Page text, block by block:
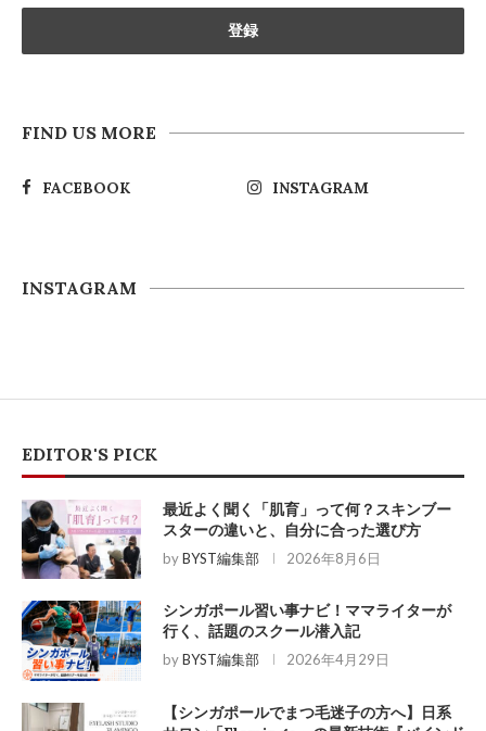
FIND US MORE
FACEBOOK INSTAGRAM
INSTAGRAM
EDITOR'S PICK
最近よく聞く「肌育」って何？スキンブー
スターの違いと、自分に合った選び方
byBYST編集部 2026年8月6日
シンガポール習い事ナビ！ママライターが
行く、話題のスクール潜入記
byBYST編集部 2026年4月29日
【シンガポールでまつ毛迷子の方へ】日系